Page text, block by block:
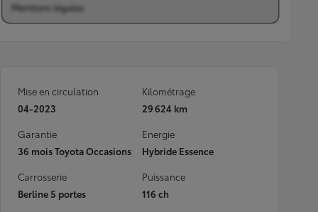
Mentions légales
Mise en circulation
04-2023
Kilométrage
29 624 km
Garantie
36 mois Toyota Occasions
Energie
Hybride Essence
Carrosserie
Berline 5 portes
Puissance
116 ch